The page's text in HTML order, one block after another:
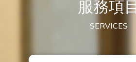
服務項目
SERVICES